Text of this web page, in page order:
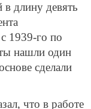
в длину девять
1939-го по
нашли один
сделали
что в работе